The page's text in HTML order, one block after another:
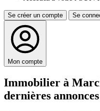
Se créer un compte Se
Mon compte
Immobilier à
dernières annonces